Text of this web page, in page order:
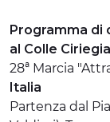
Programma di
al Colle Ciriegia
28ª Marcia
Italia
Partenza dal